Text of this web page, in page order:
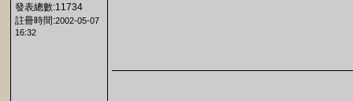
發表總數:11734
註冊時間:2002-05-07
16:32